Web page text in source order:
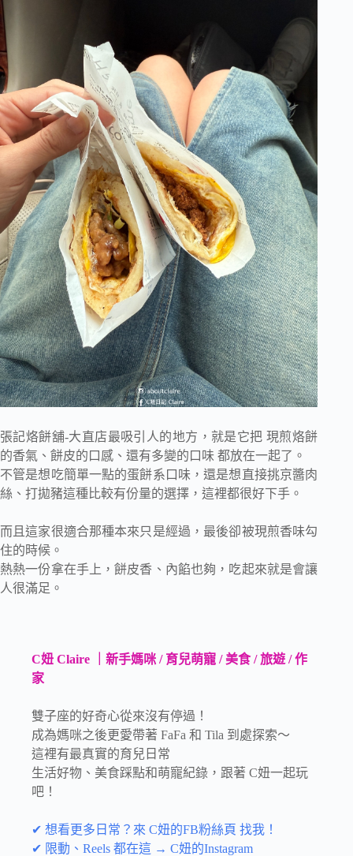
張記烙餅舖-大直店最吸引人的地方，就是它把 現煎烙餅
的香氣、餅皮的口感、還有多變的口味 都放在一起了。
不管是想吃簡單一點的蛋餅系口味，還是想直接挑京醬肉
絲、打拋豬這種比較有份量的選擇，這裡都很好下手。
而且這家很適合那種本來只是經過，最後卻被現煎香味勾
住的時候。
熱熱一份拿在手上，餅皮香、內餡也夠，吃起來就是會讓
人很滿足。
C妞 Claire ｜新手媽咪 / 育兒萌寵 / 美食 / 旅遊 / 作
家
雙子座的好奇心從來沒有停過！
成為媽咪之後更愛帶著 FaFa 和 Tila 到處探索～
這裡有最真實的育兒日常
生活好物、美食踩點和萌寵紀錄，跟著 C妞一起玩
吧！
✔ 想看更多日常？來 C妞的FB粉絲頁 找我！
✔ 限動、Reels 都在這 → C妞的Instagram